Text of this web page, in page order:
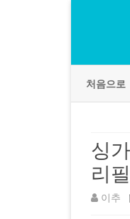
처음으로
싱
리
이추